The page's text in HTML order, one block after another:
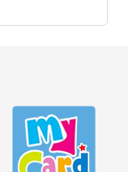
爾莊園」手
為一體的經
性。
逢”測試招募
持關注！